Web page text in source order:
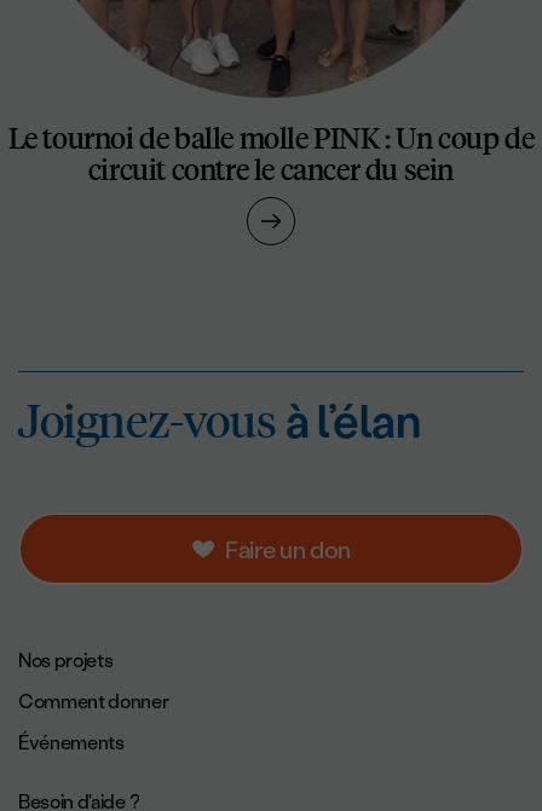
Le tournoi de balle molle PINK : Un coup de
circuit contre le cancer du sein
Faire un don
Joignez-vousà
Joignez-vousà l’élan
Navigation de pied de page.
Nos projets
Comment donner
Événements
Besoin d'aide ?